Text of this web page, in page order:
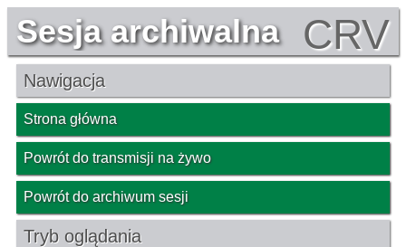
Sesja archiwalna CRV
Nawigacja
Strona główna
Powrót do transmisji na żywo
Powrót do archiwum sesji
Tryb oglądania